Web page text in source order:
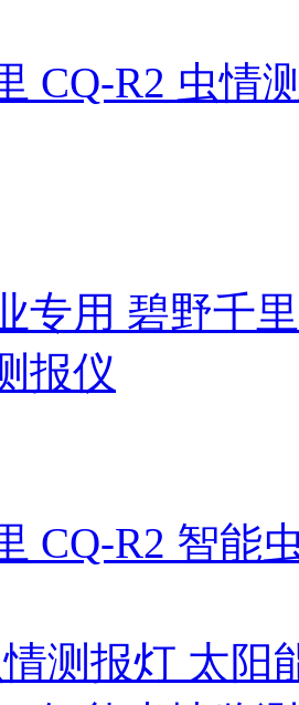
CQ-R2 虫情
专用 碧野千
报仪
CQ-R2 智能